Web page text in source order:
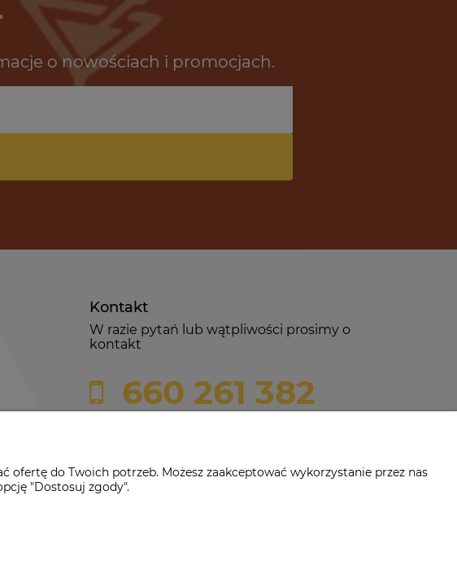
o nowościach i promocjach.
Kontakt
W razie pytań lub wątpliwości prosimy o
kontakt
660 261 382
|tel: 660-261-382
do Twoich potrzeb. Możesz zaakceptować wykorzystanie przez nas
"Dostosuj zgody".